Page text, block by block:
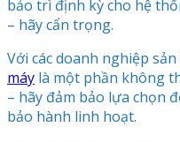
bảo trì định kỳ cho hệ
– hãy cẩn trọng.
Với các doanh nghiệp sản
máy là một phần không
– hãy đảm bảo lựa chọn
bảo hành linh hoạt.